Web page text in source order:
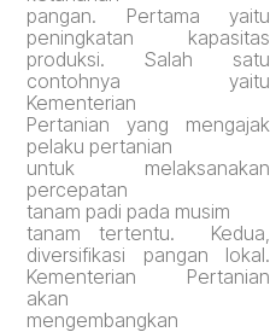
pangan. Pertama
yaitu
peningkatan kapasitas
produksi.Salah satu
contohnya yaitu
Kementerian
Pertanian
yang mengajak
pelaku pertanian
untuk melaksanakan
percepatan
tanam padi pada musim
tanam tertentu. Kedua
diversifikasi pangan lokal.
Kementerian Pertanian
akan
mengembangkan